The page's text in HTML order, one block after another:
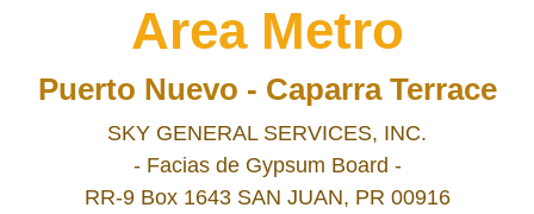
Area Metro
Puerto Nuevo - Caparra Terrace
SKY GENERAL SERVICES, INC.
- Facias de Gypsum Board -
RR-9 Box 1643 SAN JUAN, PR 00916